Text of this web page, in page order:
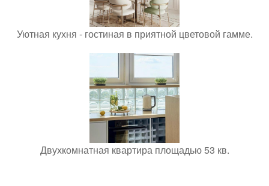
Уютная кухня - гостиная в приятной цветовой гамме.
Двухкомнатная квартира площадью 53 кв.